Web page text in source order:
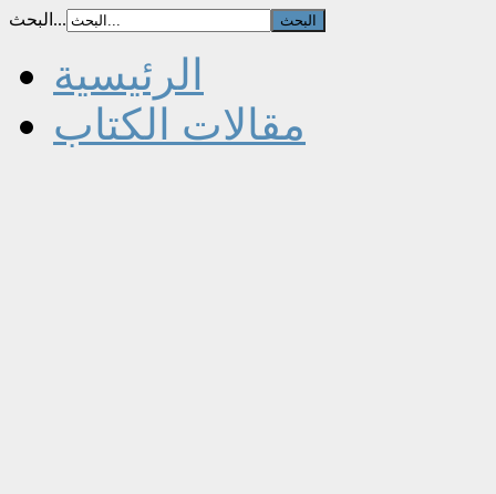
البحث...
الرئيسية
مقالات الكتاب